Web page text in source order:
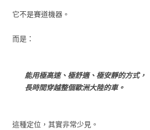
它不是賽道機器。
而是：
能用極高速、極舒適、極安靜的方式，
長時間穿越整個歐洲大陸的車。
這種定位，其實非常少見。